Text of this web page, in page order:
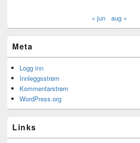
« jun aug »
Meta
Logg inn
Innleggsstrøm
Kommentarstrøm
WordPress.org
Links